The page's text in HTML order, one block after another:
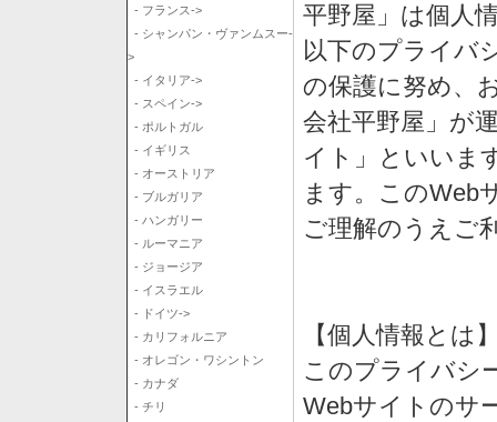
- フランス->
- シャンパン・ヴァンムスー-
>
- イタリア->
- スペイン->
- ポルトガル
- イギリス
- オーストリア
- ブルガリア
- ハンガリー
- ルーマニア
- ジョージア
- イスラエル
- ドイツ->
- カリフォルニア
- オレゴン・ワシントン
- カナダ
- チリ
平野屋」は個人
以下のプライバ
の保護に努め、
会社平野屋」が
イト」といいま
ます。このWeb
ご理解のうえご
【個人情報とは
このプライバシ
Webサイトのサ